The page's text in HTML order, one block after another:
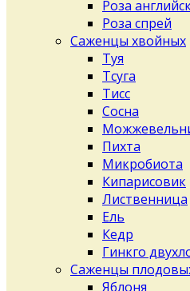
Роза
Роза спрей
Саженцы хвойных
Туя
Тсуга
Тисс
Сосна
Пихта
Микробиота
Кипарисовик
Лиственница
Ель
Кедр
Гинкго
Саженцы
Яблоня